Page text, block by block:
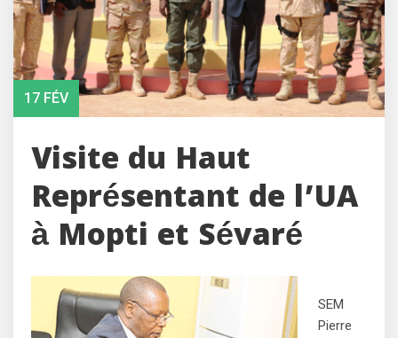
17 FÉV
Visite du Haut
Représentant de l’UA
à Mopti et Sévaré
SEM
Pierre